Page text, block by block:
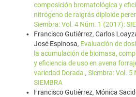
composición bromatológica y
nitrógeno de raigrás diploide
Siembra: Vol. 4 Núm. 1 (2017):
Francisco Gutiérrez, Carlos
José Espinosa, Evaluación de
la acumulación de biomasa,
y eficiencia de uso en avena
variedad Dorada , Siembra: Vol. 5
SIEMBRA
Francisco Gutiérrez, Mónica